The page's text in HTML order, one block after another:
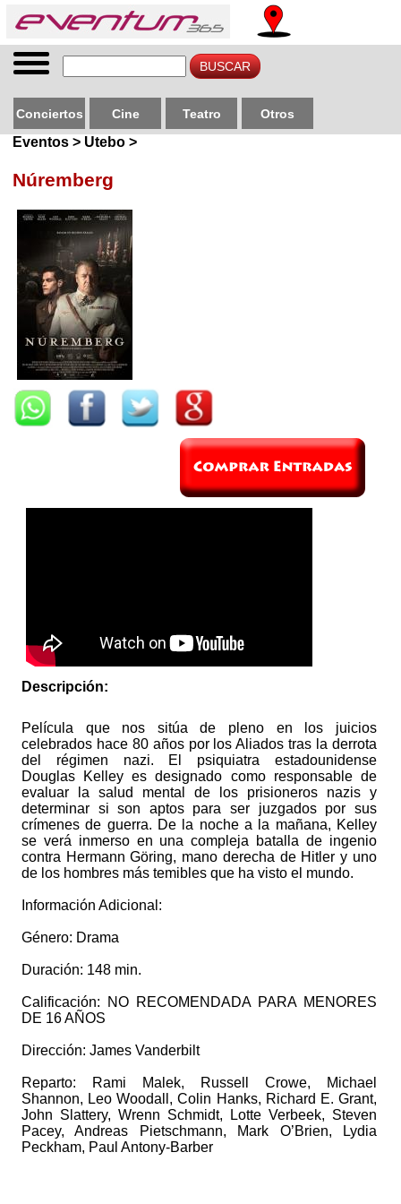
Conciertos Cine Teatro Otros
Eventos > Utebo >
Núremberg
Descripción:
Película que nos sitúa de pleno en los juicios
celebrados hace 80 años por los Aliados tras la derrota
del régimen nazi. El psiquiatra estadounidense
Douglas Kelley es designado como responsable de
evaluar la salud mental de los prisioneros nazis y
determinar si son aptos para ser juzgados por sus
crímenes de guerra. De la noche a la mañana, Kelley
se verá inmerso en una compleja batalla de ingenio
contra Hermann Göring, mano derecha de Hitler y uno
de los hombres más temibles que ha visto el mundo.
Información Adicional:
Género: Drama
Duración: 148 min.
Calificación: NO RECOMENDADA PARA MENORES
DE 16 AÑOS
Dirección: James Vanderbilt
Reparto: Rami Malek, Russell Crowe, Michael
Shannon, Leo Woodall, Colin Hanks, Richard E. Grant,
John Slattery, Wrenn Schmidt, Lotte Verbeek, Steven
Pacey, Andreas Pietschmann, Mark O’Brien, Lydia
Peckham, Paul Antony-Barber